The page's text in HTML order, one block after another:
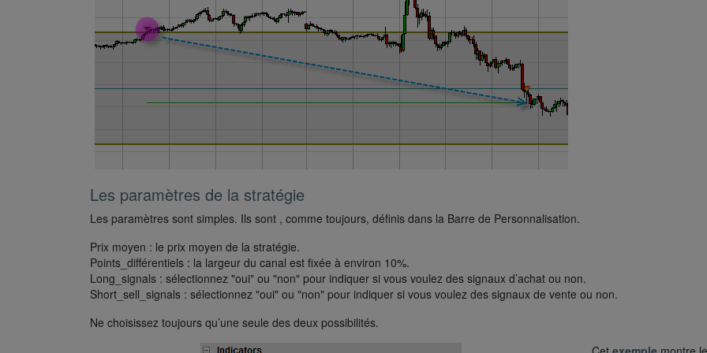
Les paramètres de la stratégie
Les paramètres sont simples. Ils sont , comme toujours, définis dans la Barre de Personnalisation.
Prix moyen : le prix moyen de la stratégie.
Points_différentiels : la largeur du canal est fixée à environ 10%.
Long_signals : sélectionnez "oui" ou "non" pour indiquer si vous voulez des signaux d’achat ou non.
Short_sell_signals : sélectionnez "oui" ou "non" pour indiquer si vous voulez des signaux de vente ou non.
Ne choisissez toujours qu’une seule des deux possibilités.